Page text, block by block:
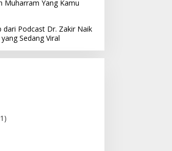
Muharram Yang Kamu
dari Podcast Dr. Zakir Naik
Sedang Viral